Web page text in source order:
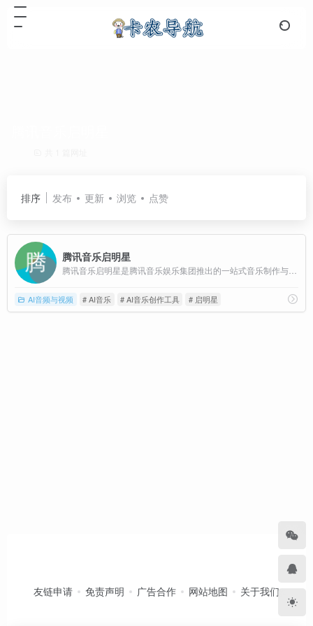
排序 发布 更新 浏览 点赞
腾讯音乐启明星
AI音频与视频 # AI音乐 # AI音乐创作工具 # 启明星
友链申请 免责声明 广告合作 网站地图 关于我们